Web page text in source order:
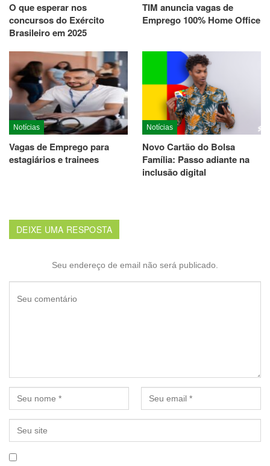
O que esperar nos
concursos do Exército
Brasileiro em 2025
TIM anuncia vagas de
Emprego 100% Home Office
Notícias
Vagas de Emprego para
estagiários e trainees
Notícias
Novo Cartão do Bolsa
Família: Passo adiante na
inclusão digital
DEIXE UMA RESPOSTA
Seu endereço de email não será publicado.